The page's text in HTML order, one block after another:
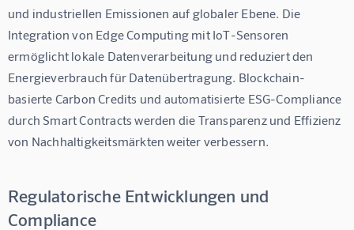
und industriellen Emissionen auf globaler Ebene. Die
Integration von Edge Computing mit IoT-Sensoren
ermöglicht lokale Datenverarbeitung und reduziert den
Energieverbrauch für Datenübertragung. Blockchain-
basierte Carbon Credits und automatisierte ESG-Compliance
durch Smart Contracts werden die Transparenz und Effizienz
von Nachhaltigkeitsmärkten weiter verbessern.
Regulatorische Entwicklungen und
Compliance